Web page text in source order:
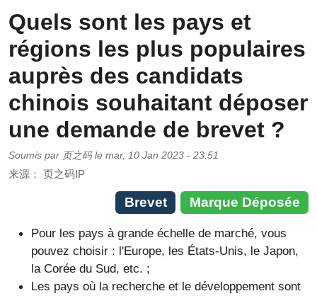
Quels sont les pays et
régions les plus populaires
auprès des candidats
chinois souhaitant déposer
une demande de brevet ?
Soumis par 页之码 le mar, 10 Jan 2023 - 23:51
来源： 页之码IP
Brevet Marque Déposée
Pour les pays à grande échelle de marché, vous
pouvez choisir : l'Europe, les États-Unis, le Japon,
la Corée du Sud, etc. ;
Les pays où la recherche et le développement sont